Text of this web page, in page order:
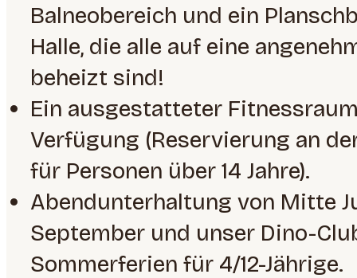
Balneobereich und ein
Halle, die alle auf eine
beheizt sind!
Ein ausgestatteter
Verfügung (Reservierung an
für Personen über 14 Jahre).
Abendunterhaltung von Mitte
September und unser Dino-
Sommerferien für 4/12-Jährige.